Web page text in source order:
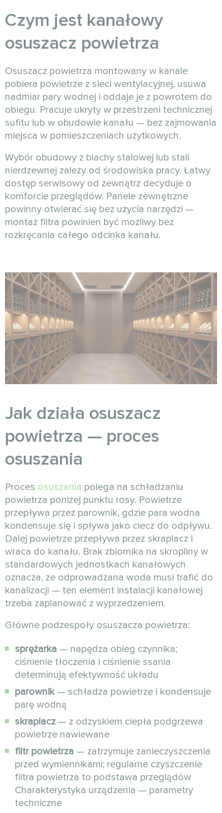
Czym jest kanałowy
osuszacz powietrza
Osuszacz powietrza montowany w kanale
pobiera powietrze z sieci wentylacyjnej, usuwa
nadmiar pary wodnej i oddaje je z powrotem do
obiegu. Pracuje ukryty w przestrzeni technicznej
sufitu lub w obudowie kanału — bez zajmowania
miejsca w pomieszczeniach użytkowych.
Wybór obudowy z blachy stalowej lub stali
nierdzewnej zależy od środowiska pracy. Łatwy
dostęp serwisowy od zewnątrz decyduje o
komforcie przeglądów. Panele zewnętrzne
powinny otwierać się bez użycia narzędzi —
montaż filtra powinien być możliwy bez
rozkręcania całego odcinka kanału.
Jak działa osuszacz
powietrza — proces
osuszania
Proces osuszania polega na schładzaniu
powietrza poniżej punktu rosy. Powietrze
przepływa przez parownik, gdzie para wodna
kondensuje się i spływa jako ciecz do odpływu.
Dalej powietrze przepływa przez skraplacz i
wraca do kanału. Brak zbiornika na skropliny w
standardowych jednostkach kanałowych
oznacza, że odprowadzana woda musi trafić do
kanalizacji — ten element instalacji kanałowej
trzeba zaplanować z wyprzedzeniem.
Główne podzespoły osuszacza powietrza:
sprężarka — napędza obieg czynnika;
ciśnienie tłoczenia i ciśnienie ssania
determinują efektywność układu
parownik— schładza powietrze i kondensuje
parę wodną
skraplacz — z odzyskiem ciepła podgrzewa
powietrze nawiewane
filtr powietrza — zatrzymuje zanieczyszczenia
przed wymiennikami; regularne czyszczenie
filtra powietrza to podstawa przeglądów
Charakterystyka urządzenia — parametry
techniczne